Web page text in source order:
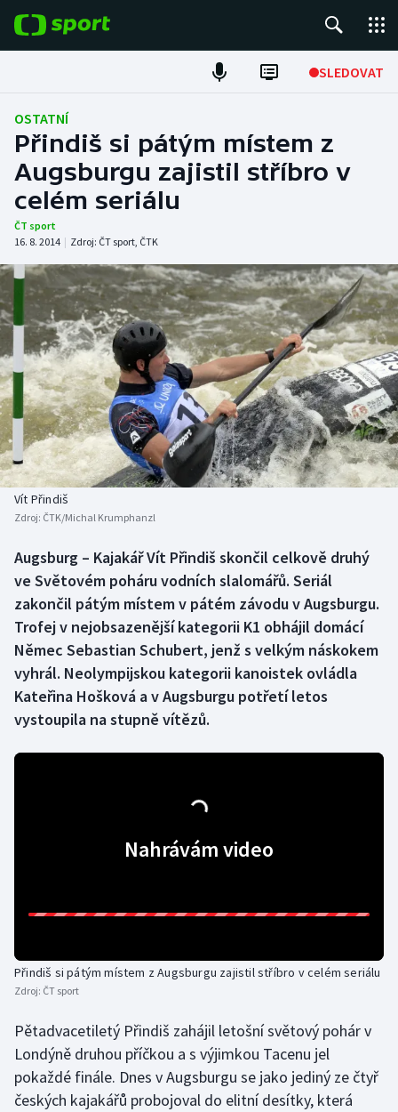
SLEDOVAT
Fotbal
Hokej
Tenis
Atletika
Cyklistika
DALŠÍ SPORTY
Americký fotbal
Baseball a softbal
Basketbal
Biatlon
Box
Curling
Dostihy
Florbal
Futsal
Judo
Lezení
Lyže a snowboard
NEPŘEHLÉDNĚTE
Soutěže
Historické návraty
Aplikace ČT sport
OSTATNÍ
Přindiš si pátým místem z
Augsburgu zajistil stříbro v
celém seriálu
ČT sport
16. 8. 2014 | Zdroj: ČT sport, ČTK
Vít Přindiš
Zdroj: ČTK/Michal Krumphanzl
Augsburg – Kajakář Vít Přindiš skončil celkově druhý
ve Světovém poháru vodních slalomářů. Seriál
zakončil pátým místem v pátém závodu v Augsburgu.
Trofej v nejobsazenější kategorii K1 obhájil domácí
Němec Sebastian Schubert, jenž s velkým náskokem
vyhrál. Neolympijskou kategorii kanoistek ovládla
Kateřina Hošková a v Augsburgu potřetí letos
vystoupila na stupně vítězů.
Nahrávám video
Přindiš si pátým místem z Augsburgu zajistil stříbro v celém seriálu
Zdroj: ČT sport
Pětadvacetiletý Přindiš zahájil letošní světový pohár v
Londýně druhou příčkou a s výjimkou Tacenu jel
pokaždé finále. Dnes v Augsburgu se jako jediný ze čtyř
českých kajakářů probojoval do elitní desítky, která